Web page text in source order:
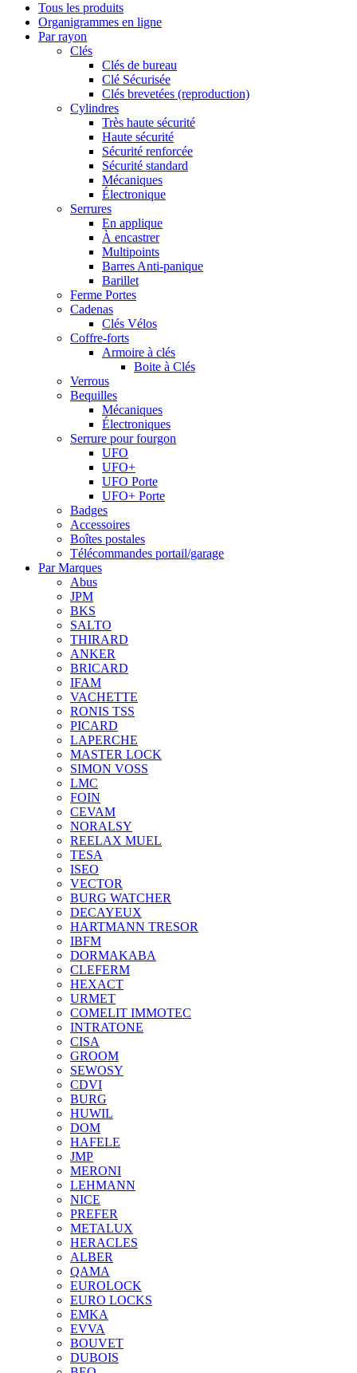
Tous les produits
Organigrammes en ligne
Par rayon
Clés
Clés de bureau
Clé Sécurisée
Clés brevetées (reproduction)
Cylindres
Très haute sécurité
Haute sécurité
Sécurité renforcée
Sécurité standard
Mécaniques
Électronique
Serrures
En applique
À encastrer
Multipoints
Barres Anti-panique
Barillet
Ferme Portes
Cadenas
Clés Vélos
Coffre-forts
Armoire à clés
Boite à Clés
Verrous
Bequilles
Mécaniques
Électroniques
Serrure pour fourgon
UFO
UFO+
UFO Porte
UFO+ Porte
Badges
Accessoires
Boîtes postales
Télécommandes portail/garage
Par Marques
Abus
JPM
BKS
SALTO
THIRARD
ANKER
BRICARD
IFAM
VACHETTE
RONIS TSS
PICARD
LAPERCHE
MASTER LOCK
SIMON VOSS
LMC
FOIN
CEVAM
NORALSY
REELAX MUEL
TESA
ISEO
VECTOR
BURG WATCHER
DECAYEUX
HARTMANN TRESOR
IBFM
DORMAKABA
CLEFERM
HEXACT
URMET
COMELIT IMMOTEC
INTRATONE
CISA
GROOM
SEWOSY
CDVI
BURG
HUWIL
DOM
HAFELE
JMP
MERONI
LEHMANN
NICE
PREFER
METALUX
HERACLES
ALBER
QAMA
EUROLOCK
EURO LOCKS
EMKA
EVVA
BOUVET
DUBOIS